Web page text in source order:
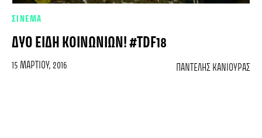
ΣΙΝΕΜΑ
ΔΎΟ ΕΊΔΗ ΚΟΙΝΩΝΙΏΝ! #TDF18
15 ΜΑΡΤΊΟΥ, 2016 ΠΑΝΤΕΛΉΣ ΚΑΝΙΟΎΡΑΣ